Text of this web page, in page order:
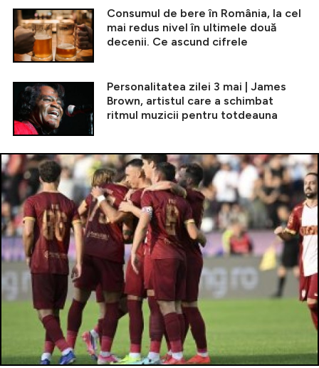
Consumul de bere în România, la cel
mai redus nivel în ultimele două
decenii. Ce ascund cifrele
Personalitatea zilei 3 mai | James
Brown, artistul care a schimbat
ritmul muzicii pentru totdeauna